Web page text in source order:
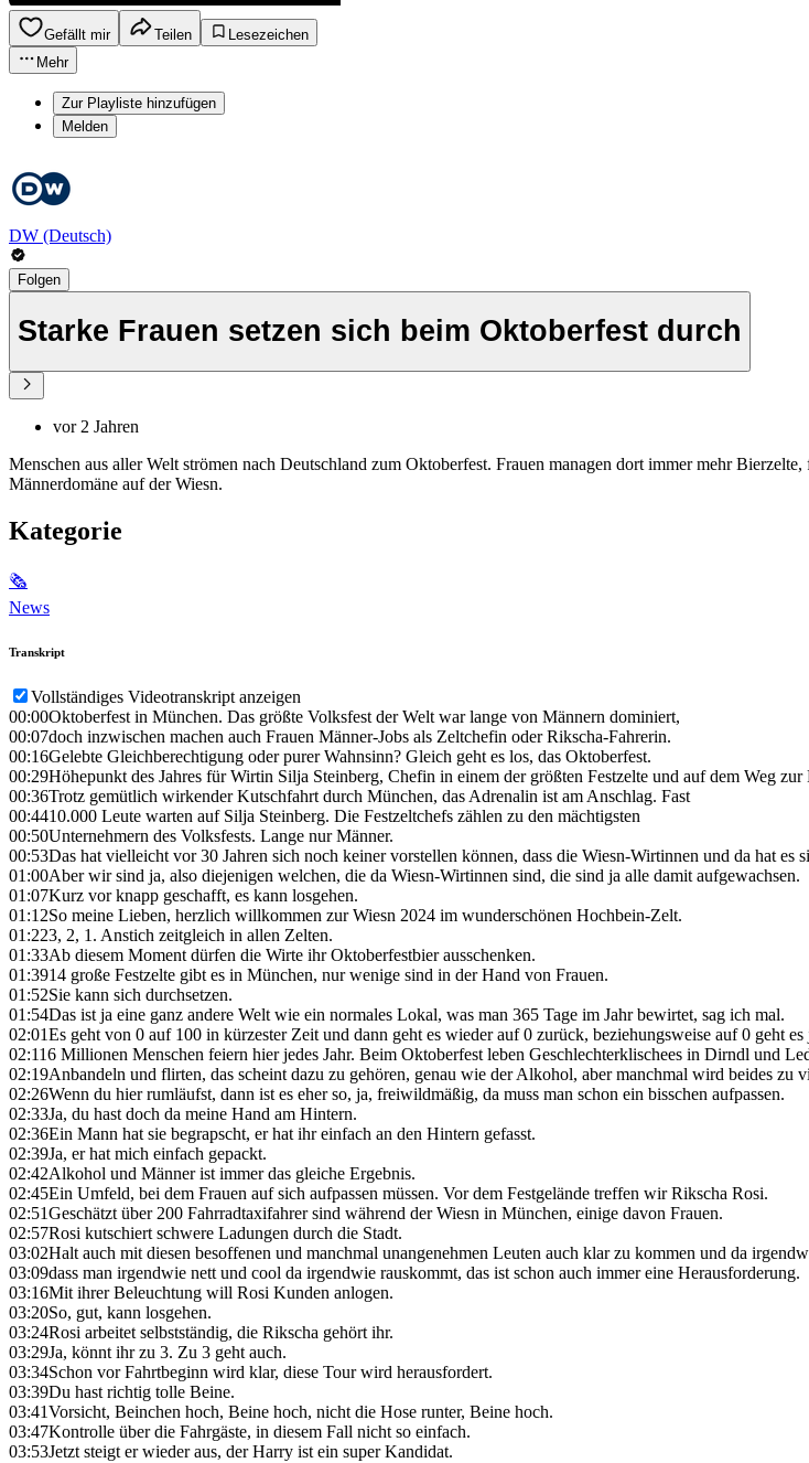
Gefällt mir Teilen
Lesezeichen
Mehr
Zur Playliste hinzufügen
Melden
DW (Deutsch)
Folgen
Starke Frauen setzen sich beim Oktoberfest durch
vor 2 Jahren
Menschen aus aller Welt strömen nach Deutschland zum Oktoberfest. Frauen managen dort immer mehr
Männerdomäne auf der Wiesn.
Kategorie
🗞
News
Transkript
Vollständiges Videotranskript anzeigen
00:00Oktoberfest in München. Das größte Volksfest der Welt war lange von Männern dominiert,
00:07doch inzwischen machen auch Frauen Männer-Jobs als Zeltchefin oder Rikscha-Fahrerin.
00:16Gelebte Gleichberechtigung oder purer Wahnsinn? Gleich geht es los, das Oktoberfest.
00:29Höhepunkt des Jahres für Wirtin Silja Steinberg, Chefin in einem der größten Festzelte und auf dem Weg
00:36Trotz gemütlich wirkender Kutschfahrt durch München, das Adrenalin ist am Anschlag. Fast
00:4410.000 Leute warten auf Silja Steinberg. Die Festzeltchefs zählen zu den mächtigsten
00:50Unternehmern des Volksfests. Lange nur Männer.
00:53Das hat vielleicht vor 30 Jahren sich noch keiner vorstellen können, dass die Wiesn-Wirtinnen und da hat es
01:00Aber wir sind ja, also diejenigen welchen, die da Wiesn-Wirtinnen sind, die sind ja alle damit aufgewachsen.
01:07Kurz vor knapp geschafft, es kann losgehen.
01:12So meine Lieben, herzlich willkommen zur Wiesn 2024 im wunderschönen Hochbein-Zelt.
01:223, 2, 1. Anstich zeitgleich in allen Zelten.
01:33Ab diesem Moment dürfen die Wirte ihr Oktoberfestbier ausschenken.
01:3914 große Festzelte gibt es in München, nur wenige sind in der Hand von Frauen.
01:52Sie kann sich durchsetzen.
01:54Das ist ja eine ganz andere Welt wie ein normales Lokal, was man 365 Tage im Jahr bewirtet, sag ich mal.
02:01Es geht von 0 auf 100 in kürzester Zeit und dann geht es wieder auf 0 zurück, beziehungsweise auf 0 geht
02:116 Millionen Menschen feiern hier jedes Jahr. Beim Oktoberfest leben Geschlechterklischees in Dirndl und
02:19Anbandeln und flirten, das scheint dazu zu gehören, genau wie der Alkohol, aber manchmal wird beides zu
02:26Wenn du hier rumläufst, dann ist es eher so, ja, freiwildmäßig, da muss man schon ein bisschen aufpassen.
02:33Ja, du hast doch da meine Hand am Hintern.
02:36Ein Mann hat sie begrapscht, er hat ihr einfach an den Hintern gefasst.
02:39Ja, er hat mich einfach gepackt.
02:42Alkohol und Männer ist immer das gleiche Ergebnis.
02:45Ein Umfeld, bei dem Frauen auf sich aufpassen müssen. Vor dem Festgelände treffen wir Rikscha Rosi.
02:51Geschätzt über 200 Fahrradtaxifahrer sind während der Wiesn in München, einige davon Frauen.
02:57Rosi kutschiert schwere Ladungen durch die Stadt.
03:02Halt auch mit diesen besoffenen und manchmal unangenehmen Leuten auch klar zu kommen und da
03:09dass man irgendwie nett und cool da irgendwie rauskommt, das ist schon auch immer eine Herausforderung.
03:16Mit ihrer Beleuchtung will Rosi Kunden anlogen.
03:20So, gut, kann losgehen.
03:24Rosi arbeitet selbstständig, die Rikscha gehört ihr.
03:29Ja, könnt ihr zu 3. Zu 3 geht auch.
03:34Schon vor Fahrtbeginn wird klar, diese Tour wird herausfordert.
03:39Du hast richtig tolle Beine.
03:41Vorsicht, Beinchen hoch, Beine hoch, nicht die Hose runter, Beine hoch.
03:47Kontrolle über die Fahrgäste, in diesem Fall nicht so einfach.
03:53Jetzt steigt er wieder aus, der Harry ist ein super Kandidat.